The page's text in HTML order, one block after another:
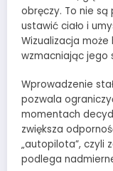
obręczy. To nie
ustawić ciało i
Wizualizacja
wzmacniając jego
Wprowadzenie
pozwala
momentach
zwiększa
„autopilota”, czyli
podlega